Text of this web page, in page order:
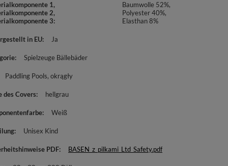
1,
2,
3
Baumwolle 52%,
Polyester 40%,
Elasthan 8%
in EU Ja
Spielzeuge Bällebäder
Paddling Pools okrągły
des Covers hellgrau
Weiß
Unisex Kind
PDF BASEN_z_pilkami_Ltd_Safety.pdf